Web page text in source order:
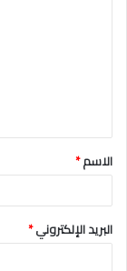
ق
*
الاسم*
البريد الإلكتروني*